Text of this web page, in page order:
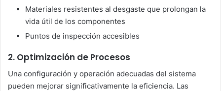
Materiales resistentes al desgaste que prolongan la
vida útil de los componentes
Puntos de inspección accesibles
2. Optimización de Procesos
Una configuración y operación adecuadas del sistema
pueden mejorar significativamente la eficiencia. Las